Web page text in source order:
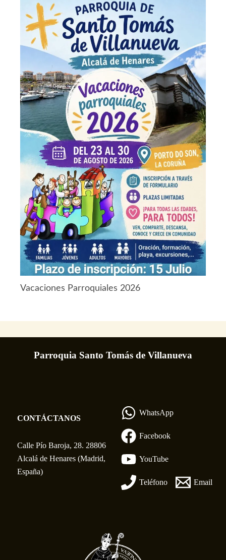
Vacaciones Parroquiales 2026
Parroquia Santo Tomás de Villanueva
CONTÁCTANOS
Calle Pío Baroja, 28. 28806
Alcalá de Henares (Madrid,
España)
WhatsApp
Facebook
YouTube
Teléfono Email